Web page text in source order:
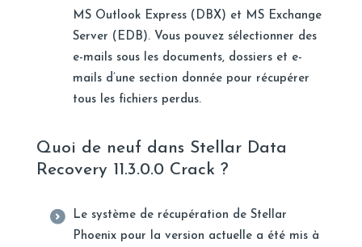
MS Outlook Express (DBX) et MS Exchange
Server (EDB). Vous pouvez sélectionner des
e-mails sous les documents, dossiers et e-
mails d’une section donnée pour récupérer
tous les fichiers perdus.
Quoi de neuf dans Stellar Data
Recovery 11.3.0.0 Crack ?
Le système de récupération de Stellar
Phoenix pour la version actuelle a été mis à